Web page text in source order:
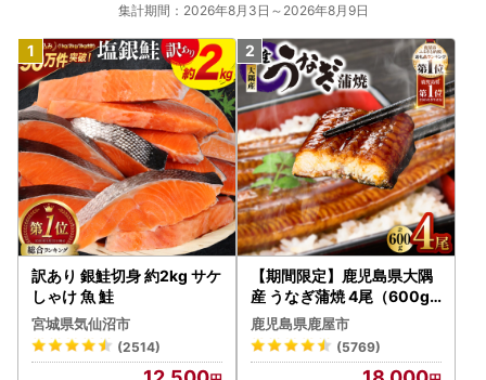
集計期間：2026年8月3日～2026年8月9日
訳あり 銀鮭切身 約2kg サケ
しゃけ 魚 鮭
宮城県気仙沼市
(2514)
【期間限定】鹿児島県大隅
産 うなぎ蒲焼 4尾（600g
） KN007-004-04-cp18
うなぎ 鰻 魚 惣菜 総菜
鹿児島県鹿屋市
(5769)